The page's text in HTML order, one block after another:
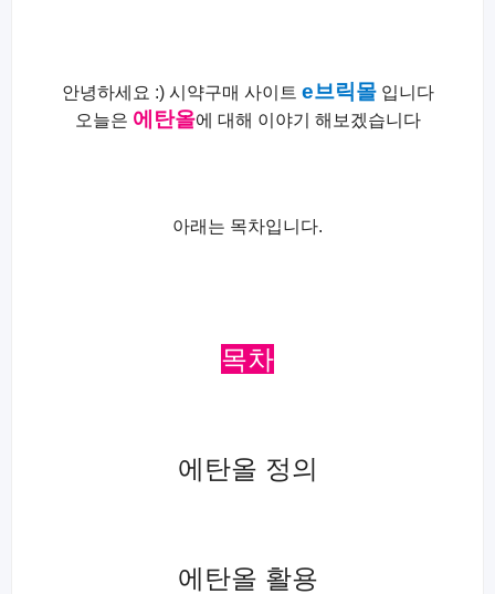
안녕하세요 :) 시약구매 사이트 e브릭몰 입니다
오늘은 에탄올에 대해 이야기 해보겠습니다
아래는 목차입니다.
목차
에탄올 정의
에탄올 활용